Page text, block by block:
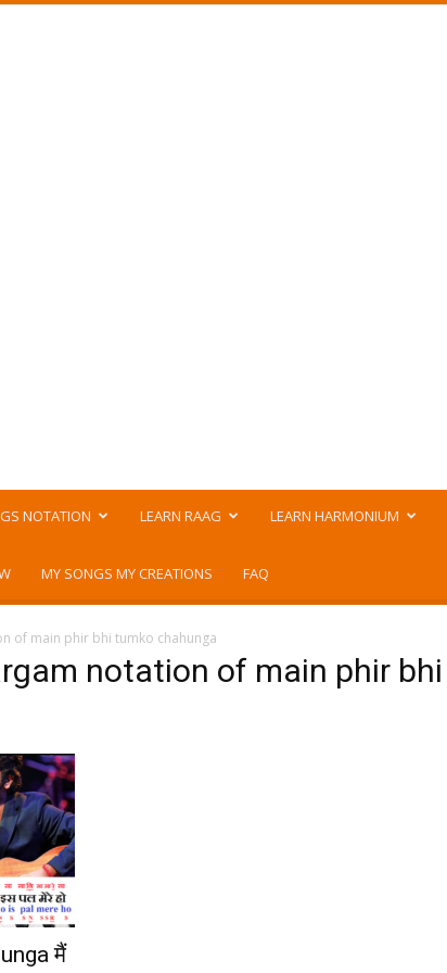
NOTATION LEARN RAAG LEARN HARMONIUM
MY SONGS MY CREATIONS FAQ
of main phir bhi tumko chahunga
notation of main phir bhi
मैं